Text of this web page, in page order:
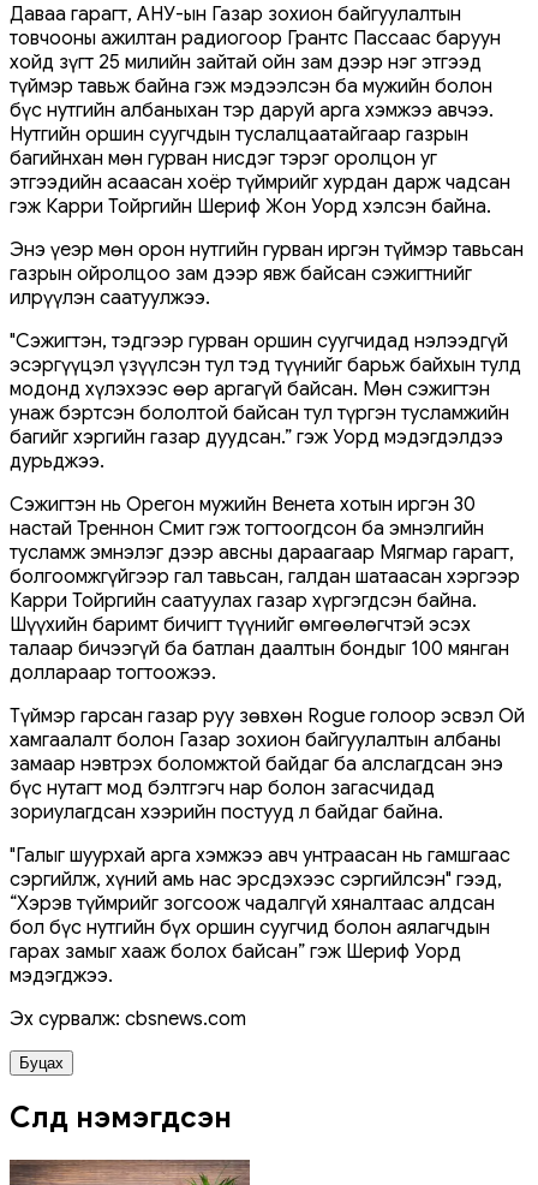
Даваа гарагт, АНУ-ын Газар зохион байгуулалтын
товчооны ажилтан радиогоор Грантс Пассаас баруун
хойд зүгт 25 милийн зайтай ойн зам дээр нэг этгээд
түймэр тавьж байна гэж мэдээлсэн ба мужийн болон
бүс нутгийн албаныхан тэр даруй арга хэмжээ авчээ.
Нутгийн оршин суугчдын туслалцаатайгаар газрын
багийнхан мөн гурван нисдэг тэрэг оролцон уг
этгээдийн асаасан хоёр түймрийг хурдан дарж чадсан
гэж Карри Тойргийн Шериф Жон Уорд хэлсэн байна.
Энэ үеэр мөн орон нутгийн гурван иргэн түймэр тавьсан
газрын ойролцоо зам дээр явж байсан сэжигтнийг
илрүүлэн саатуулжээ.
"Сэжигтэн, тэдгээр гурван оршин суугчидад нэлээдгүй
эсэргүүцэл үзүүлсэн тул тэд түүнийг барьж байхын тулд
модонд хүлэхээс өөр аргагүй байсан. Мөн сэжигтэн
унаж бэртсэн бололтой байсан тул түргэн тусламжийн
багийг хэргийн газар дуудсан.” гэж Уорд мэдэгдэлдээ
дурьджээ.
Сэжигтэн нь Орегон мужийн Венета хотын иргэн 30
настай Треннон Смит гэж тогтоогдсон ба эмнэлгийн
тусламж эмнэлэг дээр авсны дараагаар Мягмар гарагт,
болгоомжгүйгээр гал тавьсан, галдан шатаасан хэргээр
Карри Тойргийн саатуулах газар хүргэгдсэн байна.
Шүүхийн баримт бичигт түүнийг өмгөөлөгчтэй эсэх
талаар бичээгүй ба батлан даалтын бондыг 100 мянган
доллараар тогтоожээ.
Түймэр гарсан газар руу зөвхөн Rogue голоор эсвэл Ой
хамгаалалт болон Газар зохион байгуулалтын албаны
замаар нэвтрэх боломжтой байдаг ба алслагдсан энэ
бүс нутагт мод бэлтгэгч нар болон загасчидад
зориулагдсан хээрийн постууд л байдаг байна.
"Галыг шуурхай арга хэмжээ авч унтраасан нь гамшгаас
сэргийлж, хүний амь нас эрсдэхээс сэргийлсэн" гээд,
“Хэрэв түймрийг зогсоож чадалгүй хяналтаас алдсан
бол бүс нутгийн бүх оршин суугчид болон аялагчдын
гарах замыг хааж болох байсан” гэж Шериф Уорд
мэдэгджээ.
Эх сурвалж: cbsnews.com
Буцах
Сүүлд нэмэгдсэн